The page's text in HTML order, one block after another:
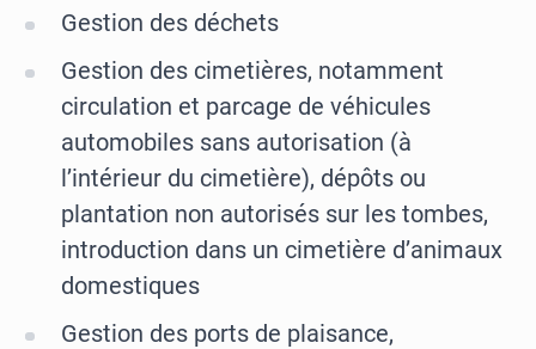
Gestion des déchets
Gestion des cimetières, notamment
circulation et parcage de véhicules
automobiles sans autorisation (à
l’intérieur du cimetière), dépôts ou
plantation non autorisés sur les tombes,
introduction dans un cimetière d’animaux
domestiques
Gestion des ports de plaisance,